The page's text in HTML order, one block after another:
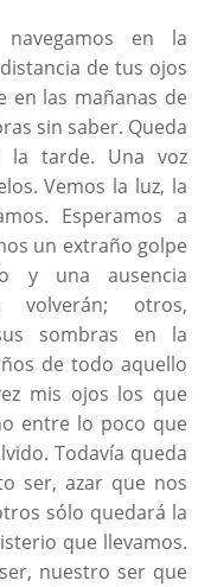
en la
de tus ojos
en las mañanas de
sin saber. Queda
la tarde. Una voz
Vemos la luz, la
Esperamos a
un extraño golpe
y una ausencia
volverán; otros,
sombras en la
de todo aquello
mis ojos los que
entre lo poco que
Todavía queda
ser, azar que nos
sólo quedará la
que llevamos.
nuestro ser que